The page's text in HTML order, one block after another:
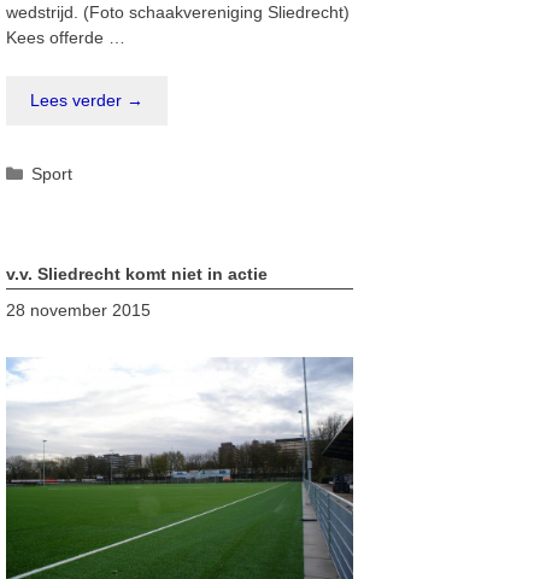
wedstrijd. (Foto schaakvereniging Sliedrecht)
Kees offerde …
Lees verder →
Categorieën
Sport
v.v. Sliedrecht komt niet in actie
28 november 2015